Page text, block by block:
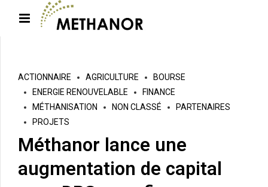
ACTIONNAIRE AGRICULTURE
BOURSE
ENERGIE RENOUVELABLE
FINANCE
MÉTHANISATION
NON CLASSÉ
PARTENAIRES
PROJETS
Méthanor lance une
augmentation de capital